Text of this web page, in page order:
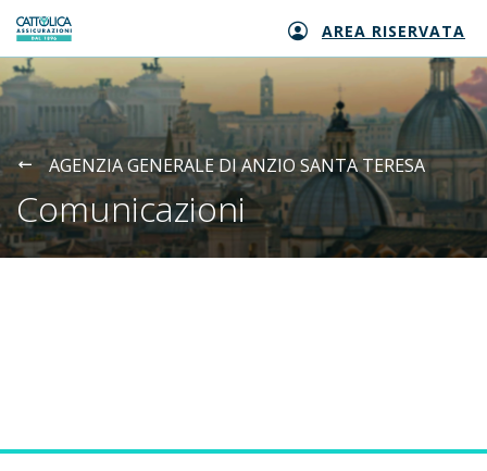
Generali logo AREA RISERVATA
AGENZIA GENERALE DI ANZIO SANTA TERESA
Comunicazioni